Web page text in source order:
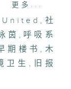
题而设计
辆类型及
在「香港
更多...
, 社
茵 , 呼吸系
期楼书 , 木
卫生 ,
旧报